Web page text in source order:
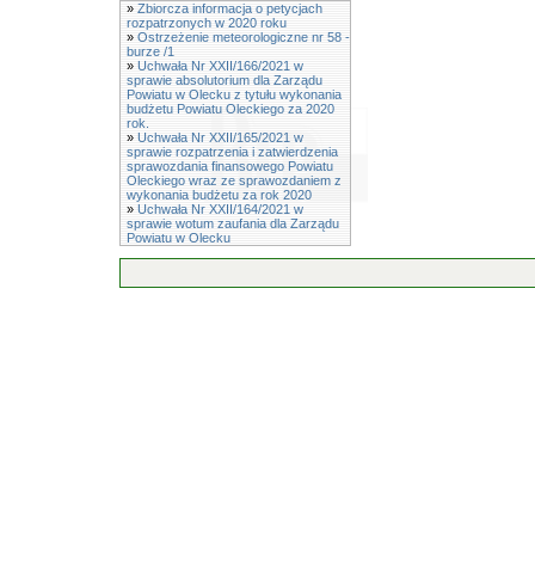
» Zbiorcza informacja o petycjach
rozpatrzonych w 2020 roku
» Ostrzeżenie meteorologiczne nr 58 -
burze /1
» Uchwała Nr XXII/166/2021 w
sprawie absolutorium dla Zarządu
Powiatu w Olecku z tytułu wykonania
budżetu Powiatu Oleckiego za 2020
rok.
» Uchwała Nr XXII/165/2021 w
sprawie rozpatrzenia i zatwierdzenia
sprawozdania finansowego Powiatu
Oleckiego wraz ze sprawozdaniem z
wykonania budżetu za rok 2020
» Uchwała Nr XXII/164/2021 w
sprawie wotum zaufania dla Zarządu
Powiatu w Olecku